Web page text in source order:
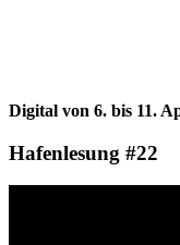
Digital von 6. bis 11.
Hafenlesung #22